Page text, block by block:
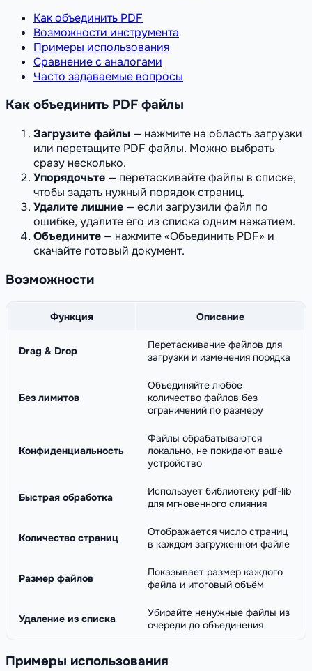
Как объединить PDF
Возможности инструмента
Примеры использования
Сравнение с аналогами
Часто задаваемые вопросы
Как объединить PDF файлы
Загрузите файлы — нажмите на область загрузки
или перетащите PDF файлы. Можно выбрать
сразу несколько.
Упорядочьте — перетаскивайте файлы в списке,
чтобы задать нужный порядок страниц.
Удалите лишние — если загрузили файл по
ошибке, удалите его из списка одним нажатием.
Объедините — нажмите «Объединить PDF» и
скачайте готовый документ.
Возможности
Функция Описание
Drag & Drop
Перетаскивание файлов для
загрузки и изменения порядка
Без лимитов
Объединяйте любое
количество файлов без
ограничений по размеру
Конфиденциальность
Файлы обрабатываются
локально, не покидают ваше
устройство
Быстрая обработка
Использует библиотеку pdf-lib
для мгновенного слияния
Количество страниц
Отображается число страниц
в каждом загруженном файле
Размер файлов
Показывает размер каждого
файла и итоговый объём
Удаление из списка
Убирайте ненужные файлы из
очереди до объединения
Примеры использования